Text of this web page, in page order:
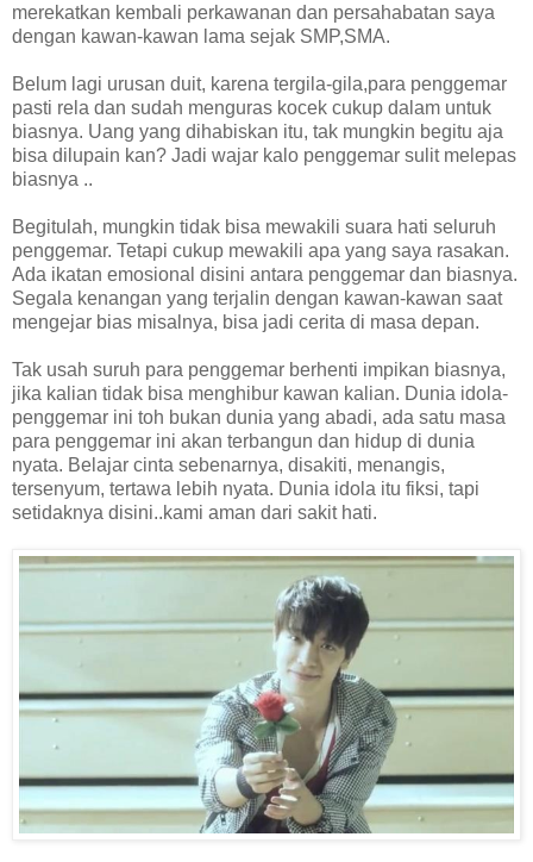
merekatkan kembali perkawanan dan persahabatan saya
dengan kawan-kawan lama sejak SMP,SMA.
Belum lagi urusan duit, karena tergila-gila,para penggemar
pasti rela dan sudah menguras kocek cukup dalam untuk
biasnya. Uang yang dihabiskan itu, tak mungkin begitu aja
bisa dilupain kan? Jadi wajar kalo penggemar sulit melepas
biasnya ..
Begitulah, mungkin tidak bisa mewakili suara hati seluruh
penggemar. Tetapi cukup mewakili apa yang saya rasakan.
Ada ikatan emosional disini antara penggemar dan biasnya.
Segala kenangan yang terjalin dengan kawan-kawan saat
mengejar bias misalnya, bisa jadi cerita di masa depan.
Tak usah suruh para penggemar berhenti impikan biasnya,
jika kalian tidak bisa menghibur kawan kalian. Dunia idola-
penggemar ini toh bukan dunia yang abadi, ada satu masa
para penggemar ini akan terbangun dan hidup di dunia
nyata. Belajar cinta sebenarnya, disakiti, menangis,
tersenyum, tertawa lebih nyata. Dunia idola itu fiksi, tapi
setidaknya disini..kami aman dari sakit hati.